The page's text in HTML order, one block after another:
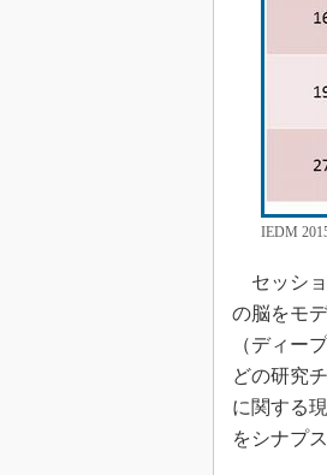
IEDM
セッショ
の脳をモ
（ディー
どの研究
に関する
をシナプ